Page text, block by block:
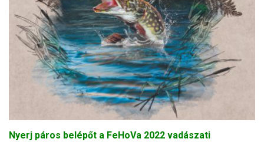
Nyerj páros belépőt a FeHoVa 2022 vadászati